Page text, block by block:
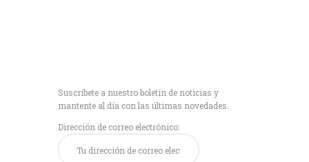
Suscríbete a nuestro boletín de noticias y
mantente al día con las últimas novedades.
Dirección de correo electrónico: